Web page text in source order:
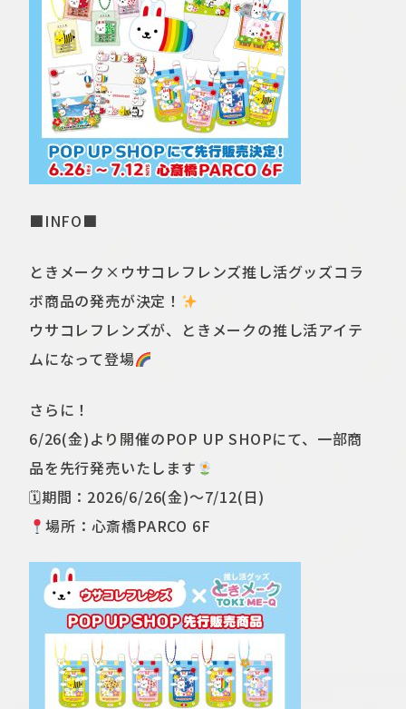
■INFO■
ときメーク×ウサコレフレンズ推し活グッズコラ
ボ商品の発売が決定！
ウサコレフレンズが、ときメークの推し活アイテ
ムになって登場
さらに！
6/26(金)より開催のPOP UP SHOPにて、一部商
品を先行発売いたします
🗓期間：2026/6/26(金)～7/12(日)
場所：心斎橋PARCO 6F